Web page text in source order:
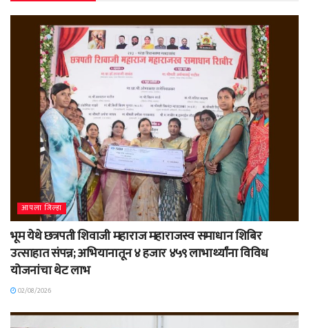
आपला जिल्हा
भूम येथे छत्रपती शिवाजी महाराज महाराजस्व समाधान शिबिर
उत्साहात संपन्न; अभियानातून ४ हजार ४५९ लाभार्थ्यांना विविध
योजनांचा थेट लाभ
02/08/2026